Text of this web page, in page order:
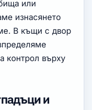
или
изнасянето
В къщи с двор
контрол върху
и